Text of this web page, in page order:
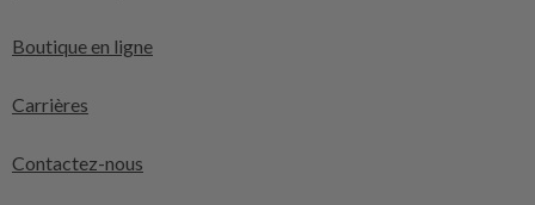
Boutique en ligne
Carrières
Contactez-nous